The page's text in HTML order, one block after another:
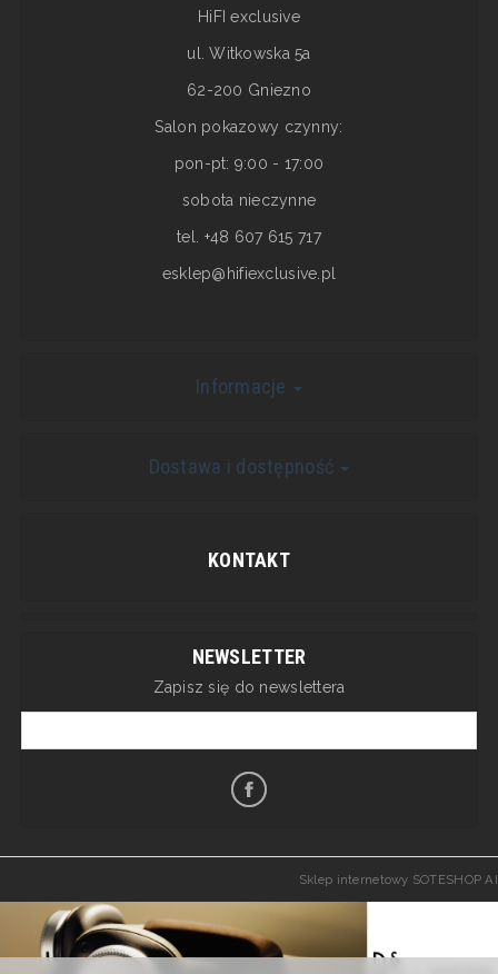
HiFI exclusive
ul. Witkowska 5a
62-200 Gniezno
Salon pokazowy czynny:
pon-pt: 9:00 - 17:00
sobota nieczynne
tel. +48 607 615 717
esklep@hifiexclusive.pl
Informacje
Dostawa i dostępność
KONTAKT
NEWSLETTER
Zapisz się do newslettera
Sklep internetowy SOTESHOP AI